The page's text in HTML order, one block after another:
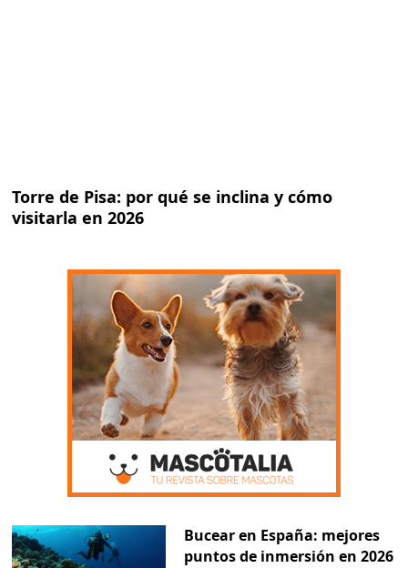
Torre de Pisa: por qué se inclina y cómo
visitarla en 2026
Bucear en España: mejores
puntos de inmersión en 2026